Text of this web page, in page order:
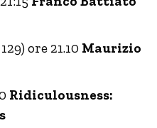
ore 21.10 Maurizio
Ridiculousness: